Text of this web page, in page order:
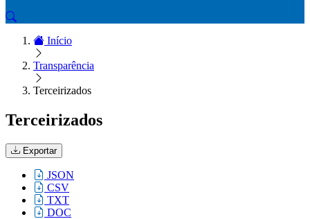
Início
Transparência
Terceirizados
Terceirizados
Exportar
JSON
CSV
TXT
DOC